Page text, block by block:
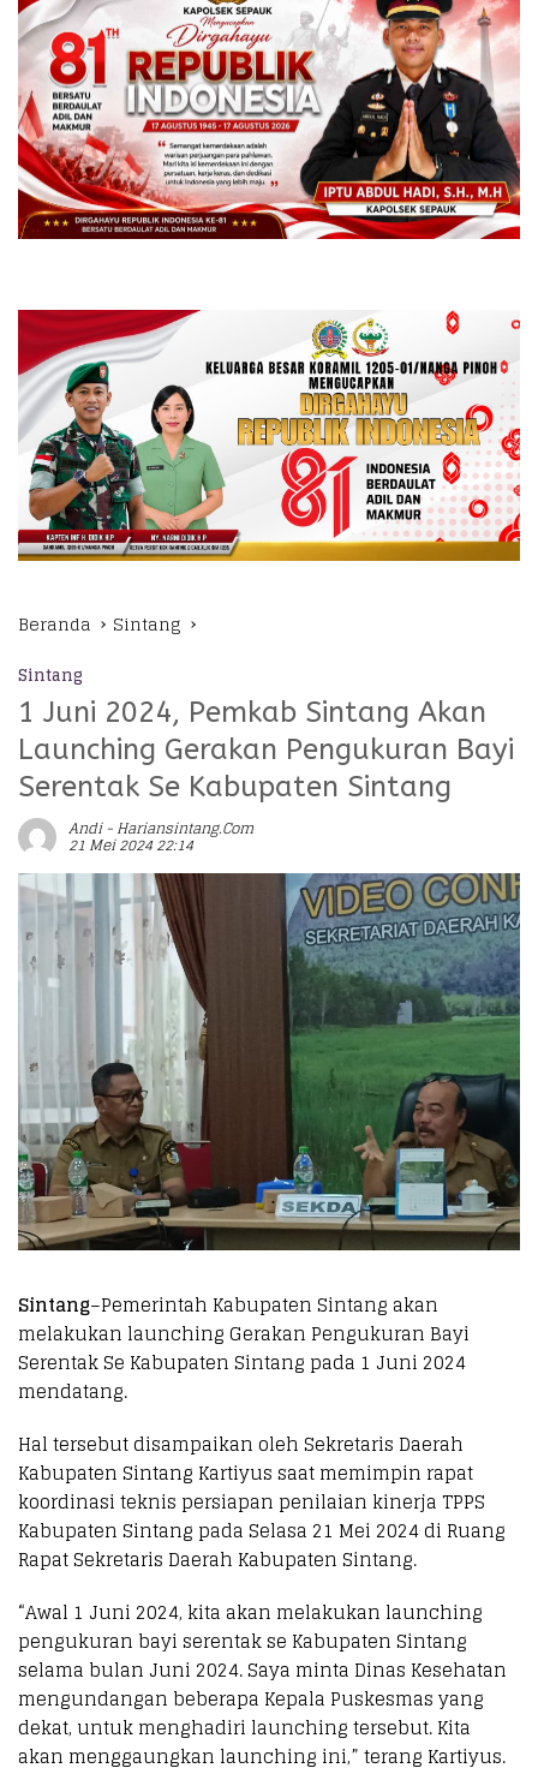
Beranda Sintang
Sintang
1 Juni 2024, Pemkab Sintang Akan
Launching Gerakan Pengukuran Bayi
Serentak Se Kabupaten Sintang
Andi - Hariansintang.com
21 Mei 2024 22:14
Sintang–Pemerintah Kabupaten Sintang akan
melakukan launching Gerakan Pengukuran Bayi
Serentak Se Kabupaten Sintang pada 1 Juni 2024
mendatang.
Hal tersebut disampaikan oleh Sekretaris Daerah
Kabupaten Sintang Kartiyus saat memimpin rapat
koordinasi teknis persiapan penilaian kinerja TPPS
Kabupaten Sintang pada Selasa 21 Mei 2024 di Ruang
Rapat Sekretaris Daerah Kabupaten Sintang.
“Awal 1 Juni 2024, kita akan melakukan launching
pengukuran bayi serentak se Kabupaten Sintang
selama bulan Juni 2024. Saya minta Dinas Kesehatan
mengundangan beberapa Kepala Puskesmas yang
dekat, untuk menghadiri launching tersebut. Kita
akan menggaungkan launching ini,” terang Kartiyus.